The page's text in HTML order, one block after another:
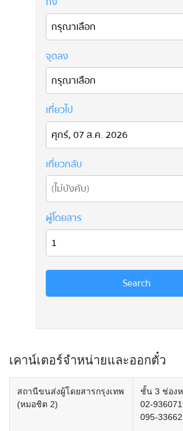
เคาน์เตอร์จำหน่ายและออกตั๋ว
สถานีขนส่งผู้โดยสารกรุงเทพ
(หมอชิต 2)
ชั้น 3 ช่อง
02-
095-